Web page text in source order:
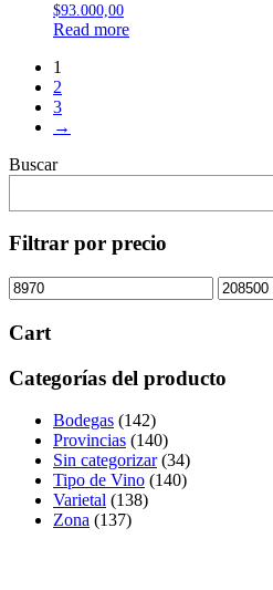
$93.000,00
Read more
1
2
3
→
Buscar
Filtrar por precio
Min
price
Max
price
Cart
Categorías del producto
Bodegas (142)
Provincias (140)
Sin categorizar (34)
Tipo de Vino (140)
Varietal (138)
Zona (137)